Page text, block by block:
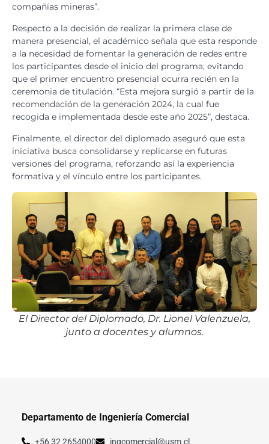
compañías mineras”.
Respecto a la decisión de realizar la primera clase de
manera presencial, el académico señala que esta responde
a la necesidad de fomentar la generación de redes entre
los participantes desde el inicio del programa, evitando
que el primer encuentro presencial ocurra recién en la
ceremonia de titulación. “Esta mejora surgió a partir de la
recomendación de la generación 2024, la cual fue
recogida e implementada desde este año 2025”, destaca.
Finalmente, el director del diplomado aseguró que esta
iniciativa busca consolidarse y replicarse en futuras
versiones del programa, reforzando así la experiencia
formativa y el vínculo entre los participantes.
El Director del Diplomado, Dr. Lionel Valenzuela,
junto a docentes y alumnos.
Departamento de Ingeniería Comercial
+56 32 2654000 ingcomercial@usm.cl